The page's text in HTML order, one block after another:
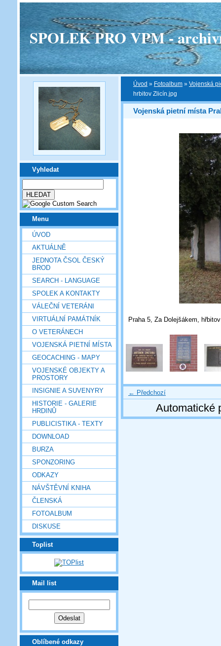
SPOLEK PRO VPM -
Vyhledat
Menu
ÚVOD
AKTUÁLNĚ
JEDNOTA ČSOL ČESKÝ
BROD
SEARCH - LANGUAGE
SPOLEK A KONTAKTY
VÁLEČNÍ VETERÁNI
VIRTUÁLNÍ PAMÁTNÍK
O VETERÁNECH
VOJENSKÁ PIETNÍ MÍSTA
GEOCACHING - MAPY
VOJENSKÉ OBJEKTY A
PROSTORY
INSIGNIE A SUVENYRY
HISTORIE - GALERIE
HRDINŮ
PUBLICISTIKA - TEXTY
DOWNLOAD
BURZA
SPONZORING
ODKAZY
NÁVŠTĚVNÍ KNIHA
ČLENSKÁ
FOTOALBUM
DISKUSE
Toplist
Mail list
Oblíbené odkazy
Úvod » Fotoalbum » Vojenská
hrbitov Zlicín.jpg
Vojenská pietní místa
Praha 5, Za Dolejšákem,
← Předchozí
Automatické